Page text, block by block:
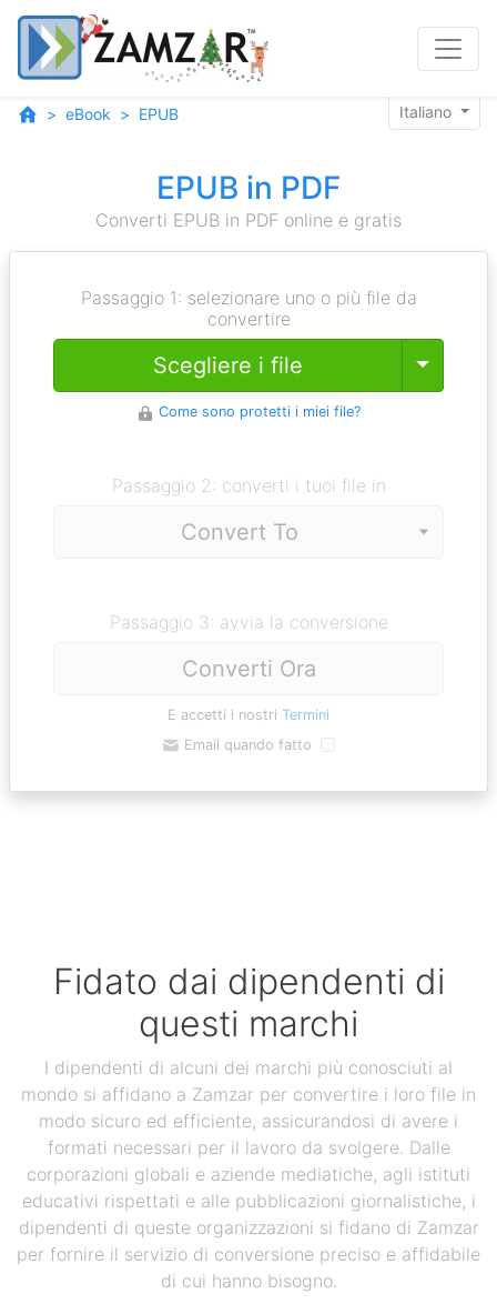
eBook EPUB Italiano
EPUB in PDF
Converti EPUB in PDF online e gratis
Passaggio 1: selezionare uno o più file da
convertire
Scegliere i file Toggle
Come sono protetti i miei file?
Passaggio 2: converti i tuoi file in
Passaggio 3: avvia la conversione
Converti Ora
E accetti i nostri Termini
Email quando fatto
Fidato dai dipendenti di
questi marchi
I dipendenti di alcuni dei marchi più conosciuti al
mondo si affidano a Zamzar per convertire i loro file in
modo sicuro ed efficiente, assicurandosi di avere i
formati necessari per il lavoro da svolgere. Dalle
corporazioni globali e aziende mediatiche, agli istituti
educativi rispettati e alle pubblicazioni giornalistiche, i
dipendenti di queste organizzazioni si fidano di Zamzar
per fornire il servizio di conversione preciso e affidabile
di cui hanno bisogno.